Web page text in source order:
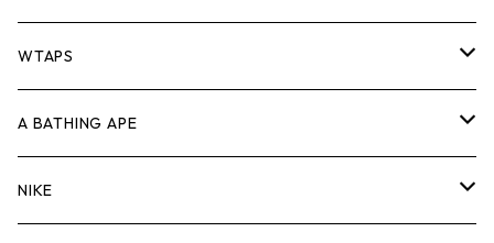
パンツ
キャップ・ハット
バッグ
ジャケット
パンツ
キャップ・ハット
シャツ
ジャケット
パンツ
スウェット/ニット
シャツ
ジャケット
ロンTEE
スウェット/ニット
シャツ
Tシャツ
ロンT
スウェット/ニット
WTAPS
Tシャツ
ロンTEE
A BATHING APE
Tシャツ
NIKE